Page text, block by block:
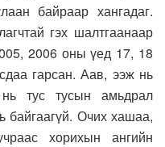
байраар хангадаг.
гэх шалтгаанаар
2006 оны үед 17, 18
гарсан. Аав, ээж нь
тус тусын амьдрал
байгаагүй. Очих хашаа,
хорихын ангийн